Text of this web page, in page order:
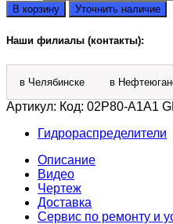
В корзину Уточнить наличие
Наши филиалы (контакты):
в Челябинске в
Артикул: Код: 02Р80-A1А1
Гидрораспределители
Описание
Видео
Чертеж
Доставка
Сервис по ремонту и